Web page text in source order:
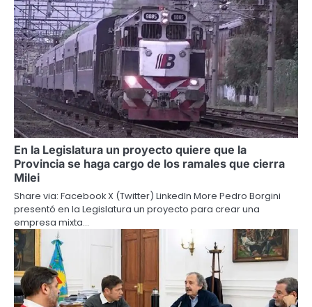
En la Legislatura un proyecto quiere que la
Provincia se haga cargo de los ramales que cierra
Milei
Share via: Facebook X (Twitter) LinkedIn More Pedro Borgini
presentó en la Legislatura un proyecto para crear una
empresa mixta…